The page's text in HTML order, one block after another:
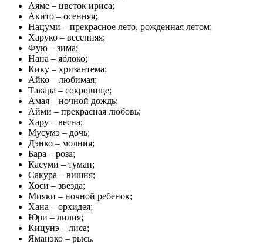
Аяме – цветок ириса;
Акито – осенняя;
Нацуми – прекрасное лето, рожденная летом;
Харуко – весенняя;
Фую – зима;
Нана – яблоко;
Кику – хризантема;
Айко – любимая;
Такара – сокровище;
Амая – ночной дождь;
Айми – прекрасная любовь;
Хару – весна;
Мусумэ – дочь;
Дэнко – молния;
Бара – роза;
Касуми – туман;
Сакура – вишня;
Хоси – звезда;
Мияки – ночной ребенок;
Хана – орхидея;
Юри – лилия;
Кицунэ – лиса;
Яманэко – рысь.